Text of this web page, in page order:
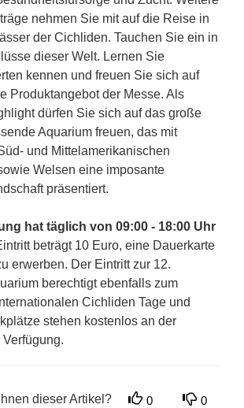
nehmen Sie mit auf die Reise in
der Cichliden. Tauchen Sie ein in
dieser Welt. Lernen Sie
kennen und freuen Sie sich auf
Produktangebot der Messe. Als
dürfen Sie sich auf das große
Aquarium freuen, das mit
und Mittelamerikanischen
Welsen eine imposante
präsentiert.
hat täglich von 09:00 - 18:00 Uhr
beträgt 10 Euro, eine Dauerkarte
erwerben. Der Eintritt zur 12.
berechtigt ebenfalls zum
Cichliden Tage und
stehen kostenlos an der
Verfügung.
dieser Artikel? 0 0